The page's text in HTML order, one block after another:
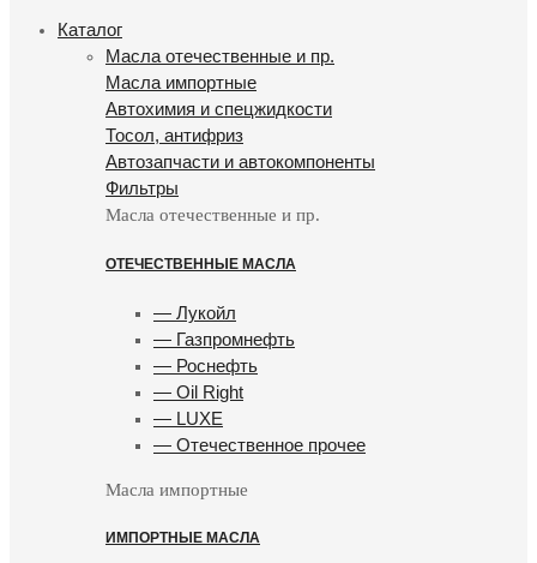
Каталог
Масла отечественные и пр.
Масла импортные
Автохимия и спецжидкости
Тосол, антифриз
Автозапчасти и автокомпоненты
Фильтры
Масла отечественные и пр.
ОТЕЧЕСТВЕННЫЕ МАСЛА
— Лукойл
— Газпромнефть
— Роснефть
— Oil Right
— LUXE
— Отечественное прочее
Масла импортные
ИМПОРТНЫЕ МАСЛА